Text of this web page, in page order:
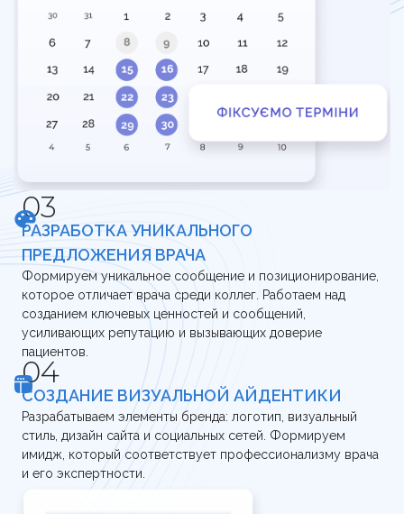
РАЗРАБОТКА УНИКАЛЬНОГО
ПРЕДЛОЖЕНИЯ ВРАЧА
Формируем уникальное сообщение и позиционирование,
которое отличает врача среди коллег. Работаем над
созданием ключевых ценностей и сообщений,
усиливающих репутацию и вызывающих доверие
пациентов.
СОЗДАНИЕ ВИЗУАЛЬНОЙ АЙДЕНТИКИ
Разрабатываем элементы бренда: логотип, визуальный
стиль, дизайн сайта и социальных сетей. Формируем
имидж, который соответствует профессионализму врача
и его экспертности.